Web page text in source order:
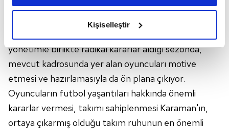
amacımızın size daha iyi bir reklam deneyimi sunmak
elimizden gelen çabayı gösterdiğimizi ve bu noktada,
kalemimiz olduğunu sizlere hatırlatmak isteriz.
Her halükârda, kullanıcılar, bu çerezlere izin vermedikleri
takdirde, kullanıcılara hedefli reklamlar
gösterilmeyecektir."
Sizlere daha iyi bir hizmet sunabilmek için İnternet
Kişiselleştir
Karaman motive ediyor
yönetimle birlikte radikal kararlar aldığı sezonda,
mevcut kadrosunda yer alan oyuncuları motive
etmesi ve hazırlamasıyla da ön plana çıkıyor.
Oyuncuların futbol yaşantıları hakkında önemli
kararlar vermesi, takımı sahiplenmesi Karaman'ın,
ortaya çıkarmış olduğu takım ruhunun en önemli